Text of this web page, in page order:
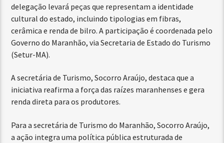
delegação levará peças que representam a identidade
cultural do estado, incluindo tipologias em fibras,
cerâmica e renda de bilro. A participação é coordenada pelo
Governo do Maranhão, via Secretaria de Estado do Turismo
(Setur-MA).
A secretária de Turismo, Socorro Araújo, destaca que a
iniciativa reafirma a força das raízes maranhenses e gera
renda direta para os produtores.
Para a secretária de Turismo do Maranhão, Socorro Araújo,
a ação integra uma política pública estruturada de